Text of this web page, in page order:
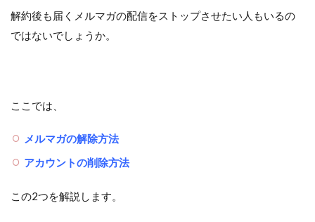
解約後も届くメルマガの配信をストップさせたい人もいるの
ではないでしょうか。
ここでは、
メルマガの解除方法
アカウントの削除方法
この2つを解説します。